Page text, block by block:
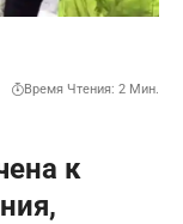
Время Чтения: 2 Мин.
к